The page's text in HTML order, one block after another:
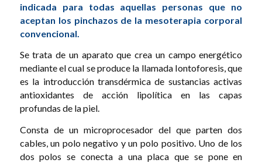
indicada para todas aquellas personas que no
aceptan los pinchazos de la mesoterapia corporal
convencional.
Se trata de un aparato que crea un campo energético
mediante el cual se produce la llamada Iontoforesis, que
es la introducción transdérmica de sustancias activas
antioxidantes de acción lipolítica en las capas
profundas de la piel.
Consta de un microprocesador del que parten dos
cables, un polo negativo y un polo positivo. Uno de los
dos polos se conecta a una placa que se pone en